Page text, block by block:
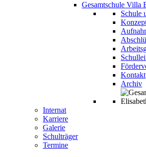
Gesamtschule Villa
Schule
Kontakt
Archiv
Internat
Karriere
Galerie
Schulträger
Termine